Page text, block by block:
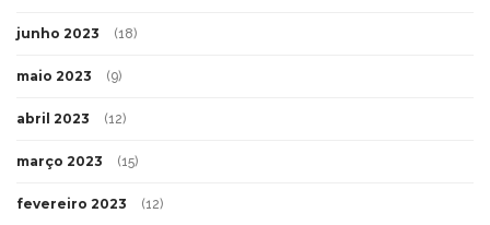
junho 2023 (18)
maio 2023 (9)
abril 2023 (12)
março 2023 (15)
fevereiro 2023 (12)